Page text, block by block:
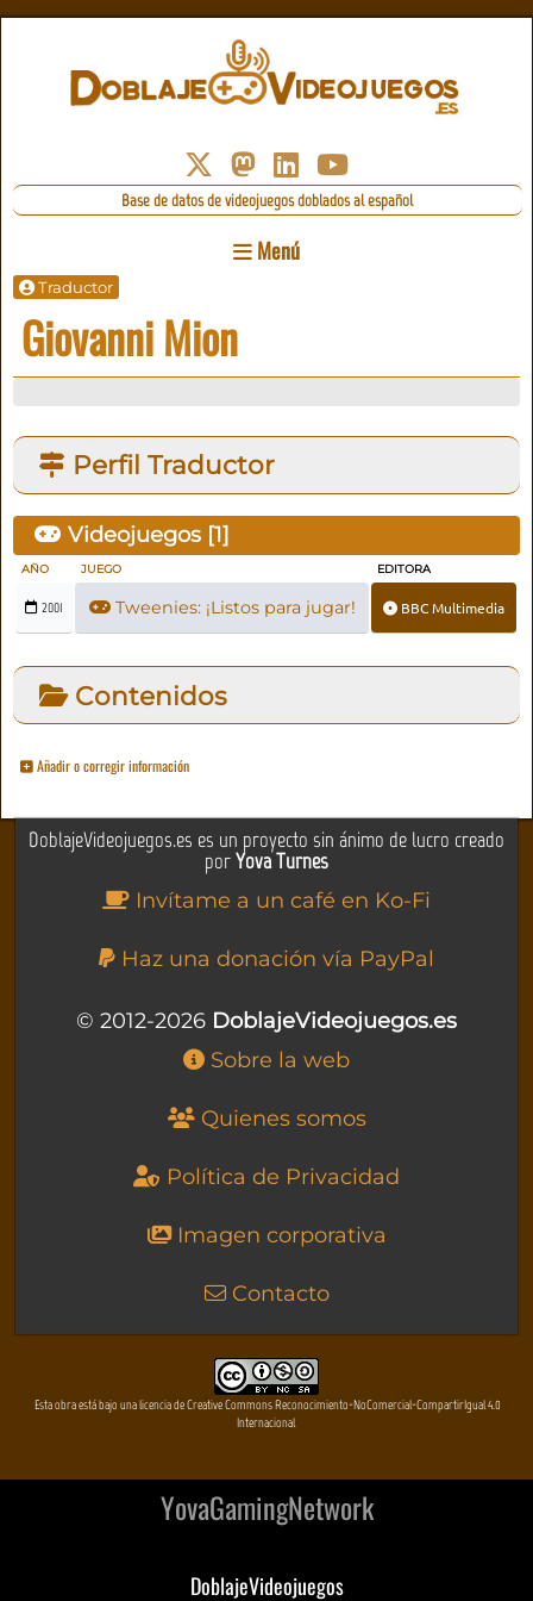
Base de datos de videojuegos doblados al español
Menú
Traductor
Giovanni Mion
Perfil Traductor
Videojuegos [1]
AÑO JUEGO EDITORA
2001 Tweenies: ¡Listos para jugar! BBC Multimedia
Contenidos
Añadir o corregir información
DoblajeVideojuegos.es es un proyecto sin ánimo de lucro creado
porYova Turnes
Invítame a un café en Ko-Fi
Haz una donación vía PayPal
© 2012-2026 DoblajeVideojuegos.es
Sobre la web
Quienes somos
Política de Privacidad
Imagen corporativa
Contacto
Esta obra está bajo una licencia de Creative Commons Reconocimiento-NoComercial-CompartirIgual 4.0
Internacional
YovaGamingNetwork
DoblajeVideojuegos